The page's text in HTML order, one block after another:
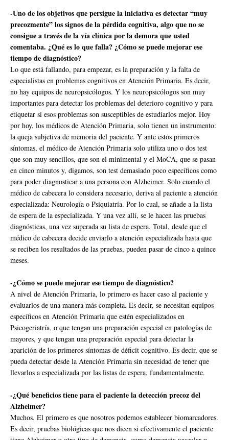
-Uno de los objetivos que persigue la iniciativa es detectar “muy
precozmente” los signos de la pérdida cognitiva, algo que no se
consigue a través de la vía clínica por la demora que usted
comentaba. ¿Qué es lo que falla? ¿Cómo se puede mejorar ese
tiempo de diagnóstico?
Lo que está fallando, para empezar, es la preparación y la falta de
especialistas en problemas cognitivos en Atención Primaria. Es decir,
no hay equipos de neuropsicólogos. Y los neuropsicólogos son muy
importantes para detectar los problemas del deterioro cognitivo y para
etiquetar si esos problemas son susceptibles de estudiarlos mejor. Hoy
por hoy, los médicos de Atención Primaria, solo tienen un instrumento:
la queja subjetiva de memoria del paciente. Y ante estos primeros
síntomas, el médico de Atención Primaria solo utiliza uno o dos test
que son muy sencillos, que son el minimental y el MoCA, que se pasan
en cinco minutos y, digamos, son test demasiado poco específicos como
para poder diagnosticar a una persona con Alzheimer. Solo cuando el
médico de cabecera lo considera necesario, deriva al paciente a atención
especializada: Neurología o Psiquiatría. Por lo cual, se añade a la lista
de espera de la especializada. Y una vez allí, se le hacen las pruebas
diagnósticas, una vez superada su lista de espera. Total, desde que el
médico de cabecera decide enviarlo a atención especializada hasta que
se reciben los resultados de las pruebas, pueden pasar de cinco a quince
meses.
-¿Cómo se puede mejorar ese tiempo de diagnóstico?
A nivel de Atención Primaria, lo primero es hacer caso al paciente y
evaluarlos de una manera más completa. Es decir, se necesitan equipos
específicos en Atención Primaria que estén especializados en
Psicogeriatría, o que tengan una preparación especial en patologías de
mayores, y que tengan una preparación especial para detectar la
aparición de los primeros síntomas de déficit cognitivo. Es decir, que se
pueda detectar desde la Atención Primaria sin necesidad de tener que
llevarlos a especializada por las listas de espera, fundamentalmente.
-¿Qué beneficios tiene para el paciente la detección precoz del
Alzheimer?
Muchos. El primero es que nosotros podemos establecer biomarcadores.
Es decir, pruebas biológicas que nos dicen si efectivamente el paciente